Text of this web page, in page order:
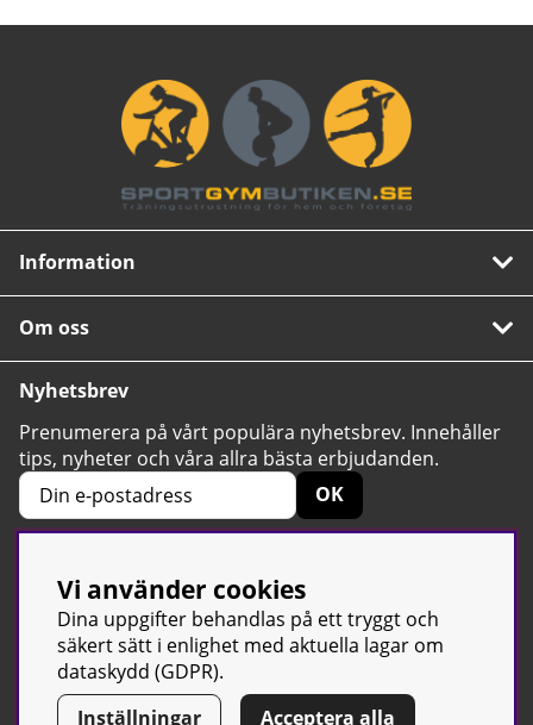
Information
Om oss
Nyhetsbrev
Prenumerera på vårt populära nyhetsbrev. Innehåller
tips, nyheter och våra allra bästa erbjudanden.
OK
4.6 Baserat på 2424 betyg
Vi använder cookies
Dina uppgifter behandlas på ett tryggt och
säkert sätt i enlighet med aktuella lagar om
dataskydd (GDPR).
Inställningar
Acceptera alla